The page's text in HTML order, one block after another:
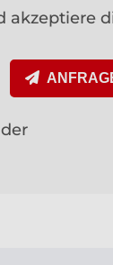
akzeptiere